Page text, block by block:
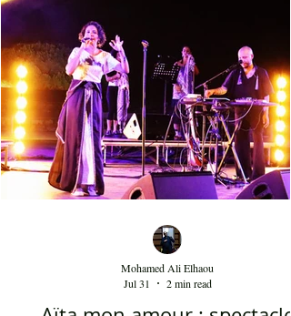
elle la force et l'énergie de l'Afrique. La voix
Salif Keita est d'une vigueur inouïe, ses cris
les clameurs de l'homme éternel pour une vie
terre bien meilleure. Salif Keita, sur scène,
non seulement le cœur de son aud